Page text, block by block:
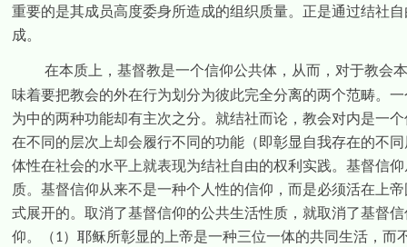
重要的是其成员高度委身所造成的组织质量。正是通过结社
成。
在本质上，基督教是一个信仰公共体，从而，对于教会
味着要把教会的外在行为划分为彼此完全分离的两个范畴。
为中的两种功能却有主次之分。就结社而论，教会对内是一
在不同的层次上却会履行不同的功能（即彰显自我存在的不
体性在社会的水平上就表现为结社自由的权利实践。基督信
质。基督信仰从来不是一种个人性的信仰，而是必须活在上
式展开的。取消了基督信仰的公共生活性质，就取消了基督
仰。（1）耶稣所彰显的上帝是一种三位一体的共同生活，